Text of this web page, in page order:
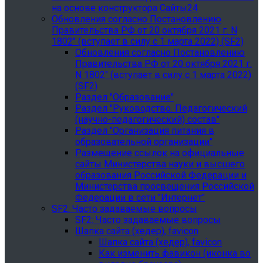
на основе конструктора Сайты24
Обновления согласно Постановлению
Правительства РФ от 20 октября 2021 г. N
1802" (вступает в силу с 1 марта 2022) (SF2)
Обновления согласно Постановлению
Правительства РФ от 20 октября 2021 г.
N 1802" (вступает в силу с 1 марта 2022)
(SF2)
Раздел "Образование"
Раздел "Руководство. Педагогический
(научно-педагогический) состав"
Раздел "Организация питания в
образовательной организации"
Размещение ссылок на официальные
сайты Министерства науки и высшего
образования Российской Федерации и
Министерства просвещения Российской
Федерации в сети "Интернет"
SF2: Часто задаваемые вопросы
SF2: Часто задаваемые вопросы
Шапка сайта (хедер), favicon
Шапка сайта (хедер), favicon
Как изменить фавикон (иконка во